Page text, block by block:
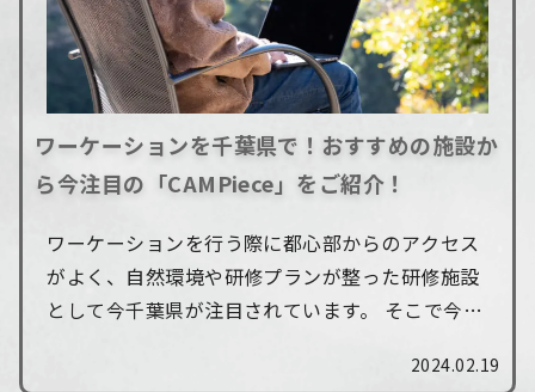
ワーケーションを千葉県で！おすすめの施設か
ら今注目の「CAMPiece」をご紹介！
ワーケーションを行う際に都心部からのアクセス
がよく、自然環境や研修プランが整った研修施設
として今千葉県が注目されています。 そこで今回
行える施設・ホテルのご紹介と、今人気の廃校...
2024.02.19